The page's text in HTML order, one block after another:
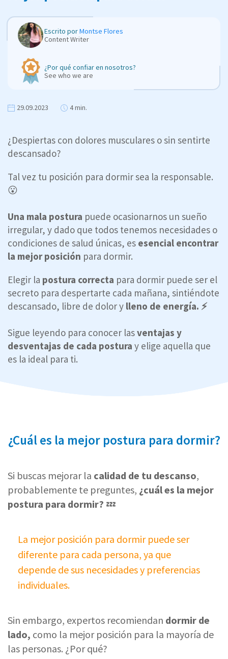
Escrito porMontse Flores
Content Writer
¿Por qué confiar en nosotros?
See who we are
29.09.2023 4 min.
¿Despiertas con dolores musculares o sin sentirte
descansado?
Tal vez tu posición para dormir sea la responsable.
😮
Una mala postura puede ocasionarnos un sueño
irregular, y dado que todos tenemos necesidades o
condiciones de salud únicas, es esencial encontrar
la mejor posición para dormir.
Elegir la postura correcta para dormir puede ser el
secreto para despertarte cada mañana, sintiéndote
descansado, libre de dolor y lleno de energía. ⚡
Sigue leyendo para conocer lasventajas y
desventajas de cada postura y elige aquella que
es la ideal para ti.
¿Cuál es la mejor postura para dormir?
Si buscas mejorar la calidad de tu descanso,
probablemente te preguntes, ¿cuál es la mejor
postura para dormir? 💤
La mejor posición para dormir puede ser
diferente para cada persona, ya que
depende de sus necesidades y preferencias
individuales.
Sin embargo, expertos recomiendan dormir de
lado, como la mejor posición para la mayoría de
las personas. ¿Por qué?